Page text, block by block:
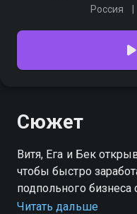
Россия
Сюжет
Витя, Ега и Бек
чтобы быстро
подпольного
Но «забавное» быстро
Читать дальше